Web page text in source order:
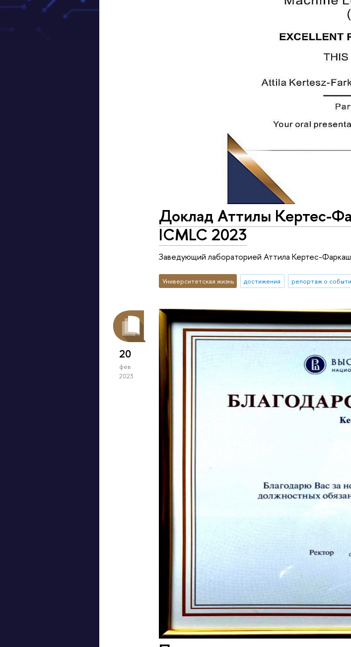
Доклад Аттилы Кертес-
ICMLC 2023
Заведующий лабораторией Аттила Кертес-
Университетская жизнь достижения репортаж о
20
фев
2023